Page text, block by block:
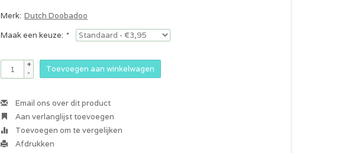
Merk: Dutch Doobadoo
Maak een keuze: *
+
-
Toevoegen aan winkelwagen
Email ons over dit product
Aan verlanglijst toevoegen
Toevoegen om te vergelijken
Afdrukken